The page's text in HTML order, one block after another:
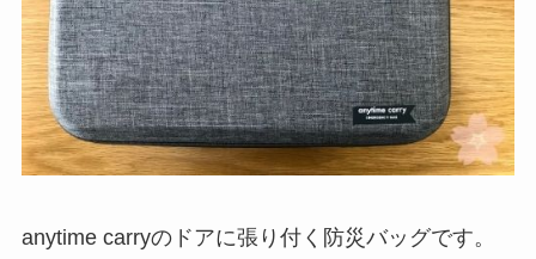
anytime carryのドアに張り付く防災バッグです。